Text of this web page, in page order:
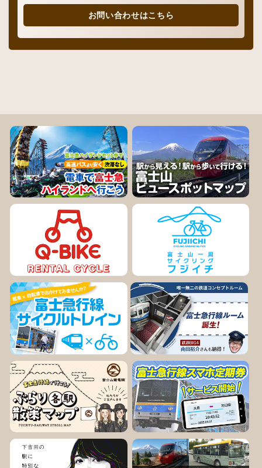
お問い合わせはこちら